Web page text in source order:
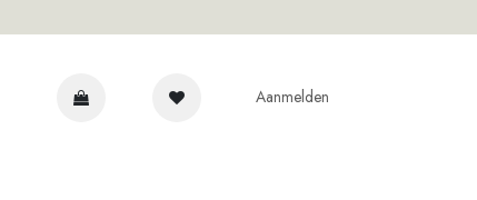
Aanmelden